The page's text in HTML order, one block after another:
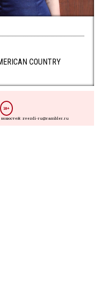
COUNTRY
18+
zvezdi-ru@rambler.ru